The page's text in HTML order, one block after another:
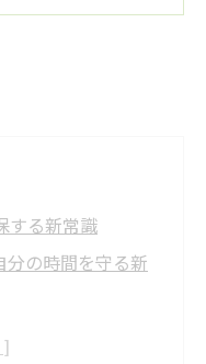
する新常識
の時間を守る新
時短テクニック